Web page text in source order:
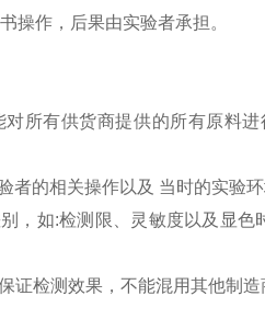
操作，后果由实验者承担。
所有供货商提供的所有原料
者的相关操作以及 当时的实验
，如:检测限、灵敏度以及显
证检测效果，不能混用其他制